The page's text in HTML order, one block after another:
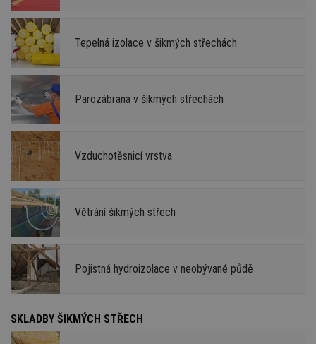
Tepelná izolace v šikmých střechách
Parozábrana v šikmých střechách
Vzduchotěsnicí vrstva
Větrání šikmých střech
Pojistná hydroizolace v neobývané půdě
SKLADBY ŠIKMÝCH STŘECH